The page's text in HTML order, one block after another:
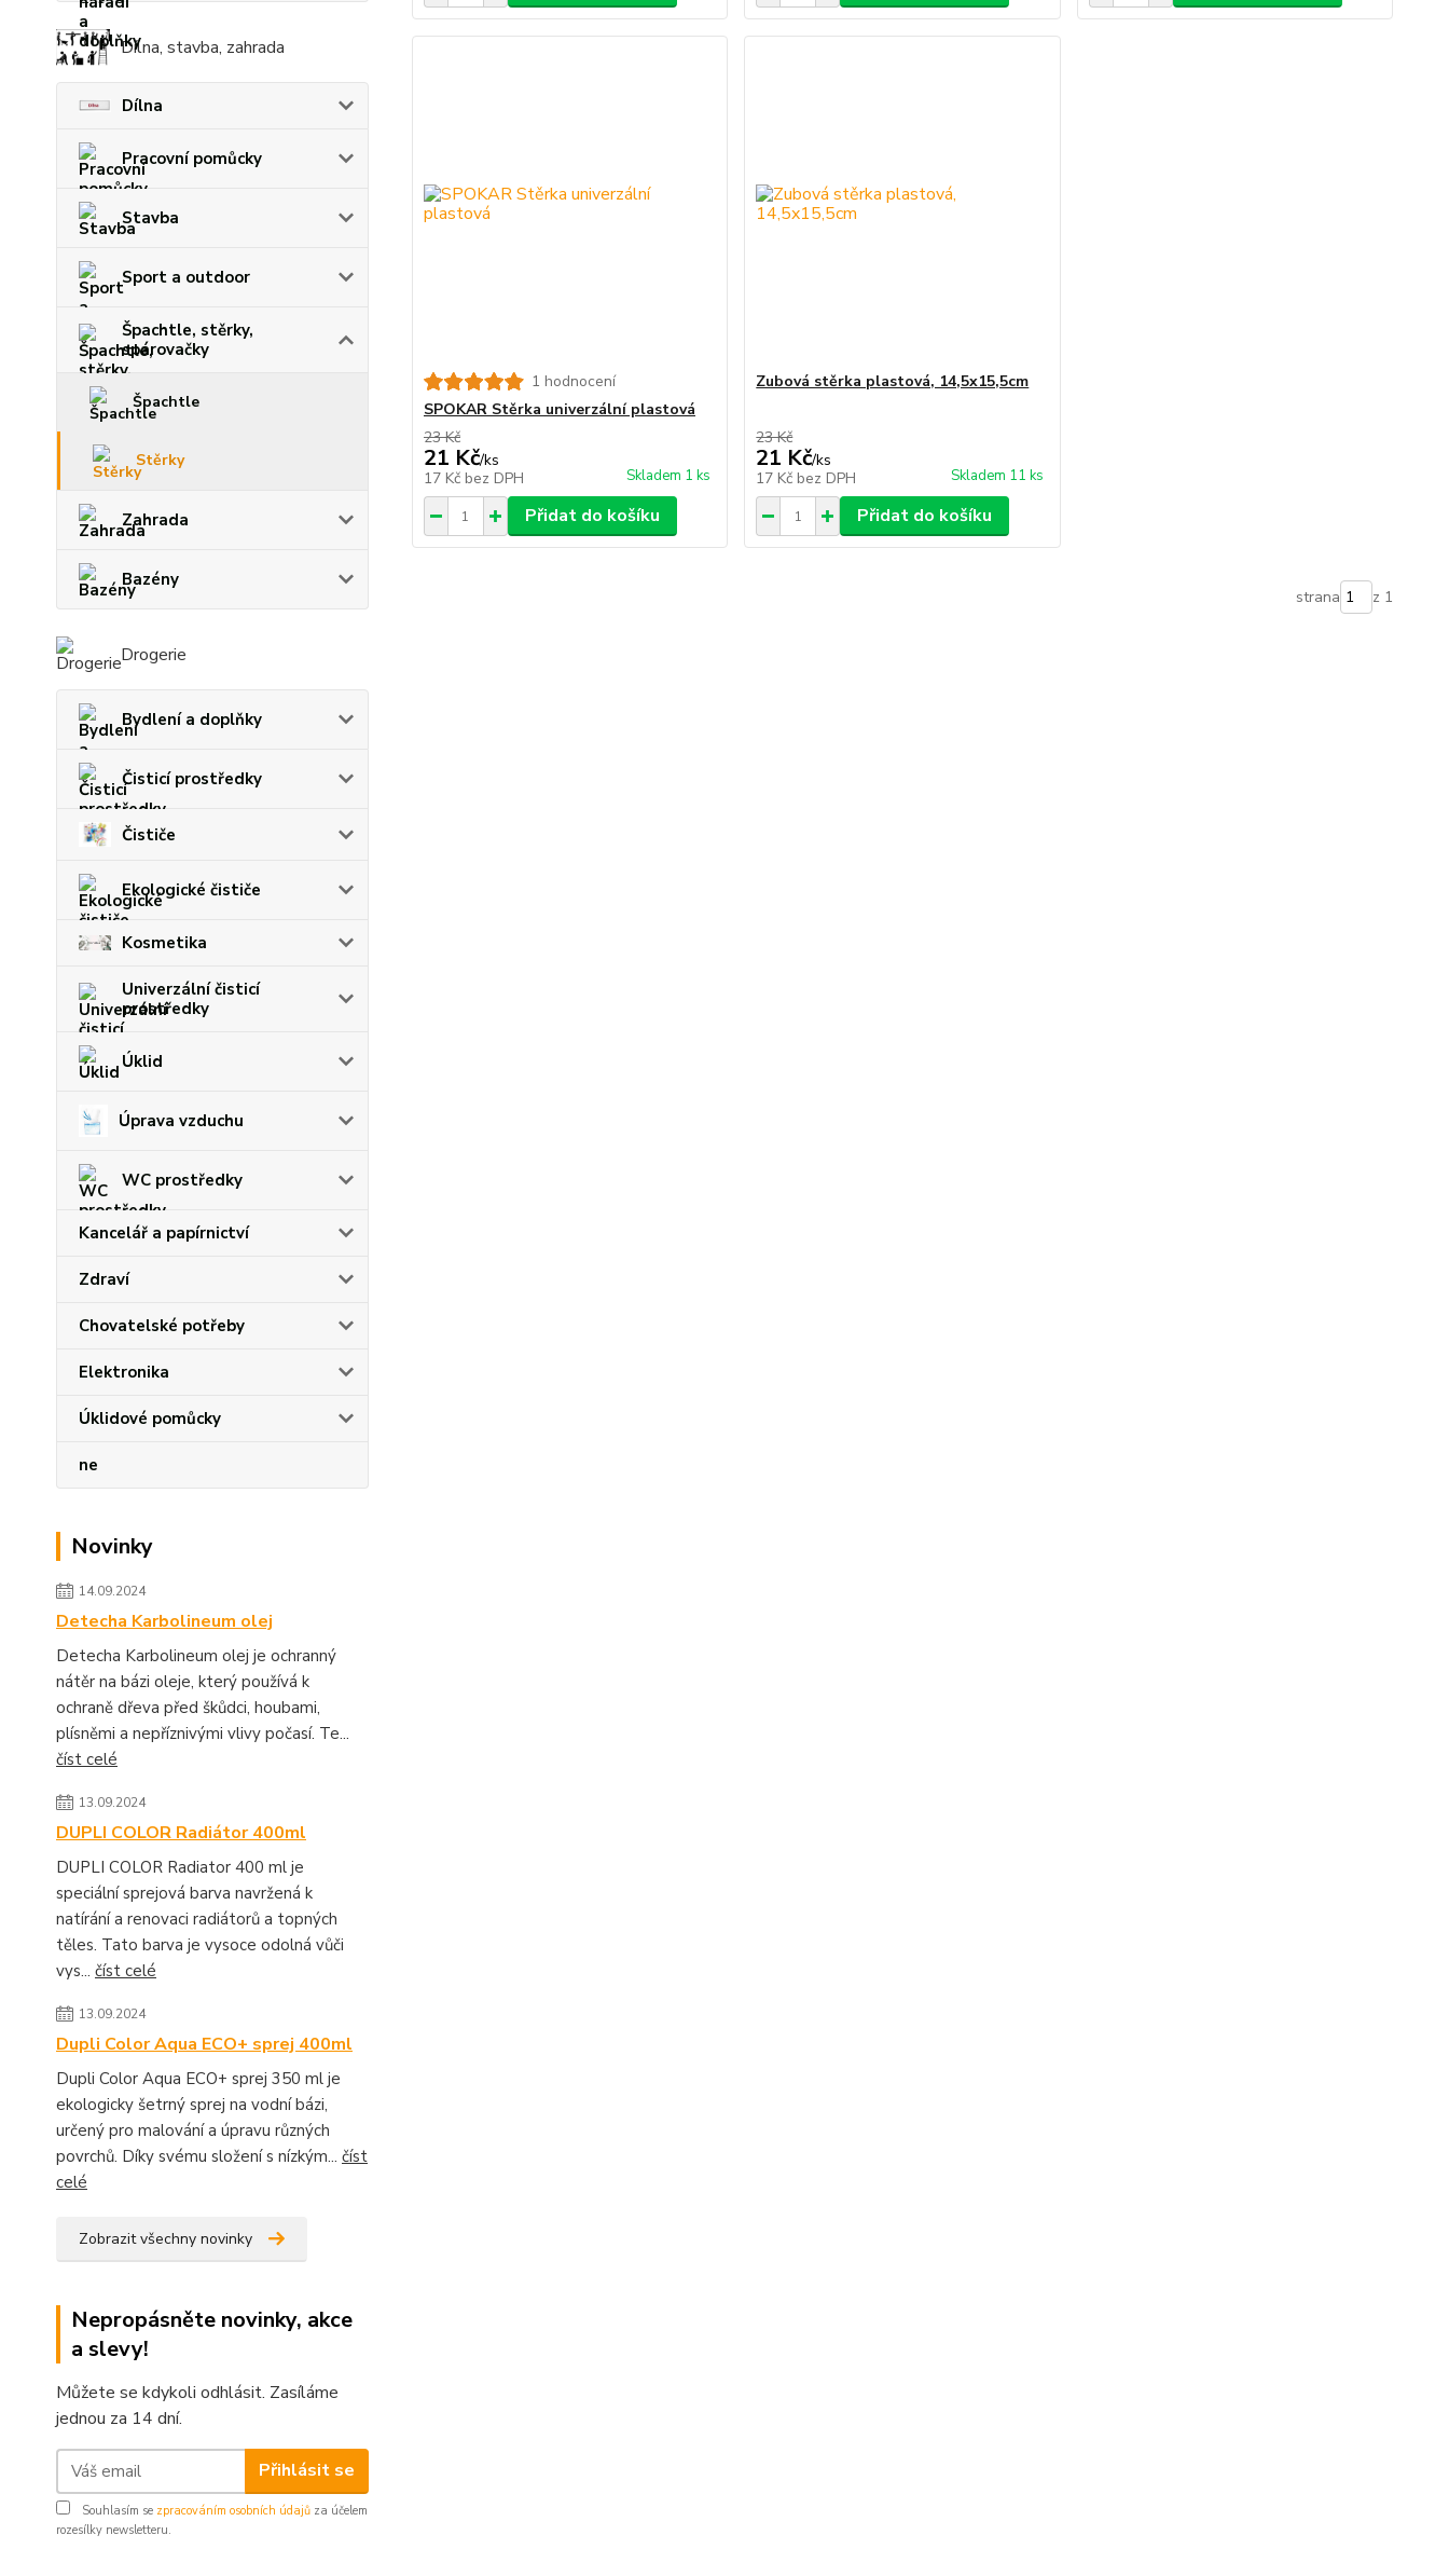
Dílna, stavba, zahrada
Dílna
Pracovní pomůcky
Stavba
Sport a outdoor
Špachtle, stěrky,
spárovačky
Špachtle
Stěrky
Zahrada
Bazény
Drogerie
Bydlení a doplňky
Čisticí prostředky
Čističe
Ekologické čističe
Kosmetika
Univerzální čisticí
prostředky
Úklid
Úprava vzduchu
WC prostředky
Kancelář a papírnictví
Zdraví
Chovatelské potřeby
Elektronika
Úklidové pomůcky
ne
Novinky
14.09.2024
Detecha Karbolineum olej
Detecha Karbolineum olej je ochranný
nátěr na bázi oleje, který používá k
ochraně dřeva před škůdci, houbami,
plísněmi a nepříznivými vlivy počasí. Te...
číst celé
13.09.2024
DUPLI COLOR Radiátor 400ml
DUPLI COLOR Radiator 400 ml je
speciální sprejová barva navržená k
natírání a renovaci radiátorů a topných
těles. Tato barva je vysoce odolná vůči
vys... číst celé
13.09.2024
Dupli Color Aqua ECO+ sprej 400ml
Dupli Color Aqua ECO+ sprej 350 ml je
ekologicky šetrný sprej na vodní bázi,
určený pro malování a úpravu různých
povrchů. Díky svému složení s nízkým... číst
celé
Zobrazit všechny novinky
Nepropásněte novinky, akce
a slevy!
Můžete se kdykoli odhlásit. Zasíláme
jednou za 14 dní.
Přihlásit se
Souhlasím se zpracováním osobních údajů za účelem
rozesílky newsletteru.
1 hodnocení
SPOKAR Stěrka univerzální plastová
23 Kč
21 Kč/ks
17 Kč bez DPH Skladem 1 ks
Přidat do košíku
Zubová stěrka plastová, 14,5x15,5cm
23 Kč
21 Kč/ks
17 Kč bez DPH Skladem 11 ks
Přidat do košíku
strana z 1